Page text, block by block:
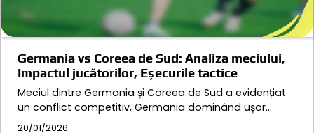
Germania vs Coreea de Sud: Analiza meciului,
Impactul jucătorilor, Eșecurile tactice
Meciul dintre Germania și Coreea de Sud a evidențiat
un conflict competitiv, Germania dominând ușor…
20/01/2026